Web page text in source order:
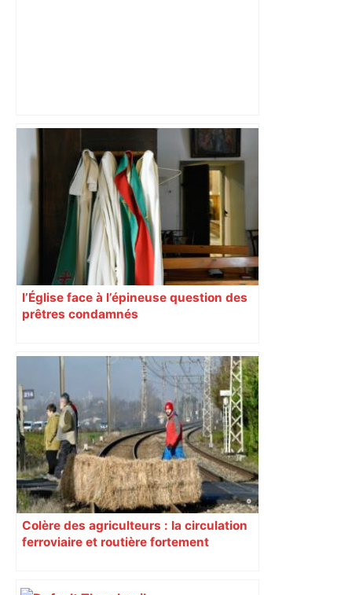
Près de Toulouse : dans cette zone
économique, un axe majeur va être
fermé en fin de soirée, voici les
déviations – Actu.fr
l’Église face à l’épineuse question des
prêtres condamnés
Colère des agriculteurs : la circulation
ferroviaire et routière fortement